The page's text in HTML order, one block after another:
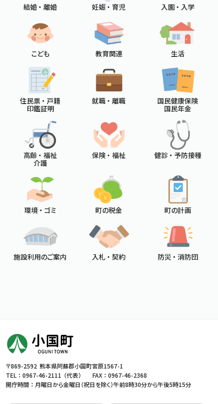
結婚 ・ 離婚 妊娠 ・ 育児 入園 ・ 入学
こども 教育関連 生活
住民票 ・ 戸籍
印鑑証明
就職 ・ 離職
国民健康保険
国民年金
高齢 ・ 福祉
介護
保険 ・ 福祉 健診 ・ 予防接種
環境 ・ ゴミ 町の税金 町の計画
施設利用のご案内 入札 ・ 契約 防災 ・ 消防団
〒869-2592 熊本県阿蘇郡小国町宮原1567-1
TEL ： 0967-46-2111 （代表）
FAX ： 0967-46-2368
開庁時間 ： 月曜日から金曜日（祝日を除く）午前8時30分から午後5時15分